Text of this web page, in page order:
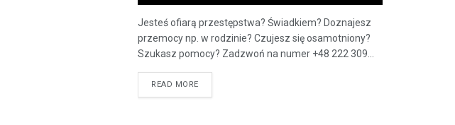
Jesteś ofiarą przestępstwa? Świadkiem? Doznajesz
przemocy np. w rodzinie? Czujesz się osamotniony?
Szukasz pomocy? Zadzwoń na numer +48 222 309...
READ MORE